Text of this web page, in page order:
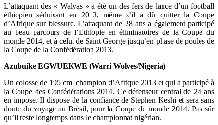
L’attaquant des « Walyas » a été un des fers de lance d’un football
éthiopien séduisant en 2013, même s’il a dû quitter la Coupe
d’Afrique sur blessure. L’attaquant de 28 ans a également participé
au beau parcours de l’Ethiopie en éliminatoires de la Coupe du
monde 2014, et à celui de Saint George jusqu’en phase de poules de
la Coupe de la Confédération 2013.
Azubuike EGWUEKWE (Warri Wolves/Nigeria)
Un colosse de 195 cm, champion d’Afrique 2013 et qui a participé à
la Coupe des Confédérations 2014. Ce défenseur central de 24 ans
en impose. Il dispose de la confiance de Stephen Keshi et sera sans
doute du voyage au Brésil, pour la Coupe du monde 2014. Pas sûr
qu’il reste longtemps dans le championnat nigérian.